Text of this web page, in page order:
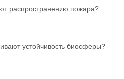
распространению пожара?
устойчивость биосферы?